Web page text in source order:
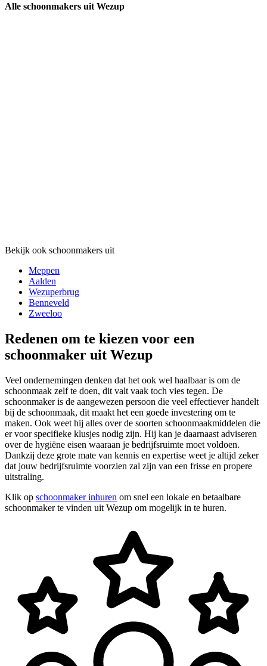
Alle schoonmakers uit Wezup
Bekijk ook schoonmakers uit
Meppen
Aalden
Wezuperbrug
Benneveld
Zweeloo
Redenen om te kiezen voor een
schoonmaker uit Wezup
Veel ondernemingen denken dat het ook wel haalbaar is om de
schoonmaak zelf te doen, dit valt vaak toch vies tegen. De
schoonmaker is de aangewezen persoon die veel effectiever handelt
bij de schoonmaak, dit maakt het een goede investering om te
maken. Ook weet hij alles over de soorten schoonmaakmiddelen die
er voor specifieke klusjes nodig zijn. Hij kan je daarnaast adviseren
over de hygiëne eisen waaraan je bedrijfsruimte moet voldoen.
Dankzij deze grote mate van kennis en expertise weet je altijd zeker
dat jouw bedrijfsruimte voorzien zal zijn van een frisse en propere
uitstraling.
Klik op schoonmaker inhuren om snel een lokale en betaalbare
schoonmaker te vinden uit Wezup om mogelijk in te huren.